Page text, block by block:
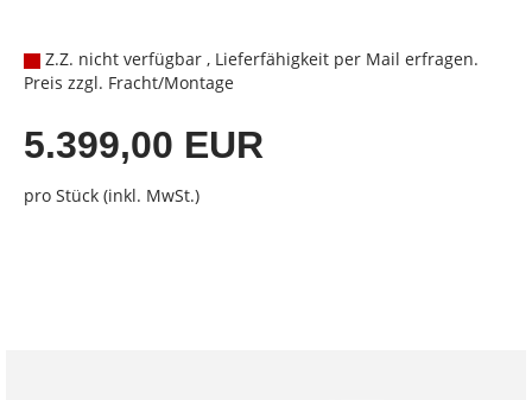
Z.Z. nicht verfügbar , Lieferfähigkeit per Mail erfragen.
Preis zzgl. Fracht/Montage
5.399,00 EUR
pro Stück (inkl. MwSt.)